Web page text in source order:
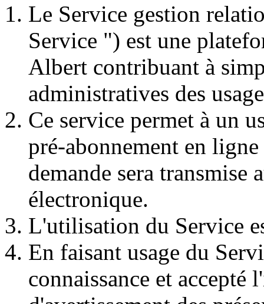
Le Service gestion
Service ") est une
Albert contribuant à
administratives des
Ce service permet à un
pré-abonnement en
demande sera transmise
électronique.
L'utilisation du Service
En faisant usage du
connaissance et accepté